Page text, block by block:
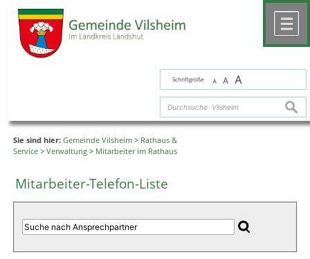
Schriftgröße A A A
Sie sind hier: Gemeinde Vilsheim > Rathaus &
Service > Verwaltung > Mitarbeiter im Rathaus
Mitarbeiter-Telefon-Liste